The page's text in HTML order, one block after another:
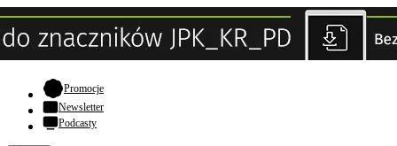
Promocje- otwiera się w nowej karcie
Newsletter
Podcasty